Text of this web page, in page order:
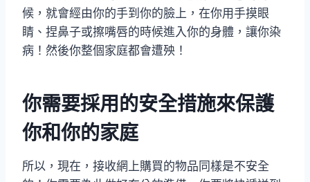
候，就會經由你的手到你的臉上，在你用手摸眼
睛、捏鼻子或擦嘴唇的時候進入你的身體，讓你染
病！然後你整個家庭都會遭殃！
你需要採用的安全措施來保護
你和你的家庭
所以，現在，接收網上購買的物品同樣是不安全